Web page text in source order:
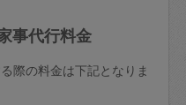
事代行料金
際の料金は下記となりま